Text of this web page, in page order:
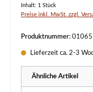
Inhalt: 1 Stück
Preise inkl. MwSt. zzgl.
Produktnummer:
Lieferzeit ca. 2-3
Ähnliche Artikel